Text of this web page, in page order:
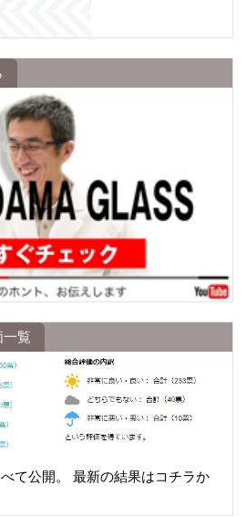
一覧
て公開。 最新の結果はコチラか